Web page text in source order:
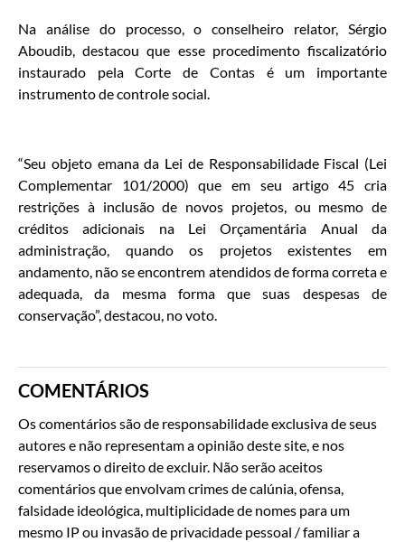
Na análise do processo, o conselheiro relator, Sérgio
Aboudib, destacou que esse procedimento fiscalizatório
instaurado pela Corte de Contas é um importante
instrumento de controle social.
“Seu objeto emana da Lei de Responsabilidade Fiscal (Lei
Complementar 101/2000) que em seu artigo 45 cria
restrições à inclusão de novos projetos, ou mesmo de
créditos adicionais na Lei Orçamentária Anual da
administração, quando os projetos existentes em
andamento, não se encontrem atendidos de forma correta e
adequada, da mesma forma que suas despesas de
conservação”, destacou, no voto.
COMENTÁRIOS
Os comentários são de responsabilidade exclusiva de seus
autores e não representam a opinião deste site, e nos
reservamos o direito de excluir. Não serão aceitos
comentários que envolvam crimes de calúnia, ofensa,
falsidade ideológica, multiplicidade de nomes para um
mesmo IP ou invasão de privacidade pessoal / familiar a